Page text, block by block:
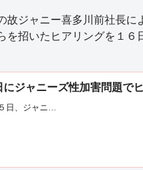
故ジャニー喜多川前社長に
を招いたヒアリングを１６
にジャニーズ性加害問題で
日、ジャニ…